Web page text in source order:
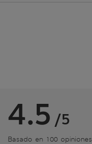
4.5 /5
Basado en 100 opiniones